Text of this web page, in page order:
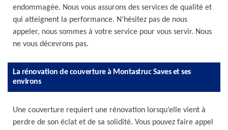
endommagée. Nous vous assurons des services de qualité et
qui atteignent la performance. N’hésitez pas de nous
appeler, nous sommes à votre service pour vous servir. Nous
ne vous décevrons pas.
La rénovation de couverture à Montastruc Saves et ses
environs
Une couverture requiert une rénovation lorsqu’elle vient à
perdre de son éclat et de sa solidité. Vous pouvez faire appel